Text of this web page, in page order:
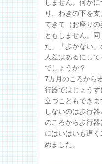
しません。何か
り、わきの下を
てきて（お座り
ともしません。
た」「歩かない
人差はあるにし
でしょうか？
7カ月のころから
行器ではじょう
立つこともでき
しないのは歩行
のころから歩行
にはいはいも遅
めました。